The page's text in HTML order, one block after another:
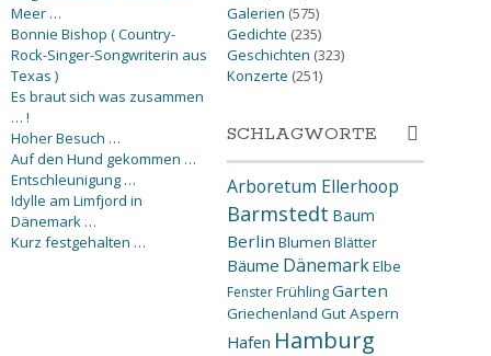
Meer …
Bonnie Bishop ( Country-
Rock-Singer-Songwriterin aus
Texas )
Es braut sich was zusammen
… !
Hoher Besuch …
Auf den Hund gekommen …
Entschleunigung …
Idylle am Limfjord in
Dänemark …
Kurz festgehalten …
Galerien (575)
Gedichte (235)
Geschichten (323)
Konzerte (251)
SCHLAGWORTE
Arboretum Ellerhoop
Barmstedt Baum
Berlin Blumen Blätter
Bäume DänemarkElbe
FensterFrühlingGarten
Griechenland Gut Aspern
Hafen Hamburg